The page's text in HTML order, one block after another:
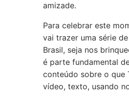
amizade.
Para celebrar este
vai trazer uma série
Brasil, seja nos
é parte fundamental
conteúdo sobre o que
vídeo, texto, usando